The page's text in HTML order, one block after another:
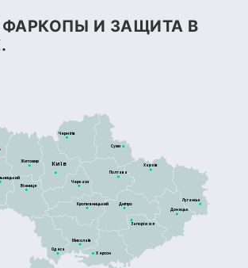
И ЗАЩИТА В
Київ
Житомир
Дніпро
Кропивницький
Харків
Полтава
Черкаси
Суми
Чернігів
Запоріжжя
Херсон
Донецьк
Луганськ
Вінниця
Миколаїв
Одеса